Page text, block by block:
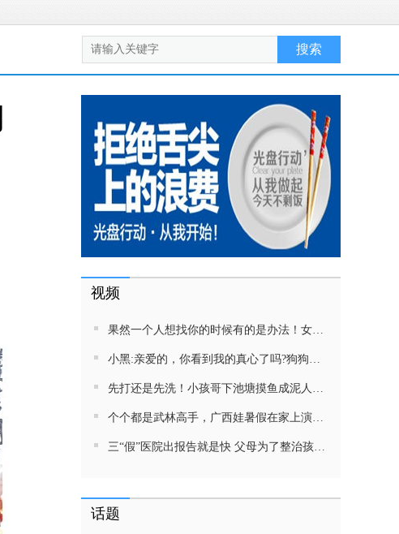
视频
果然一个人想找你的时候有的是办法！女生吵架将男友拉黑，结果男友给家里狗打电话了！汪：吵死了，一会就去把号码注销
小黑:亲爱的，你看到我的真心了吗?狗狗雨中等好朋狗不愿离去，网友:确实搞笑，黄黄都有男朋友，你却没有
先打还是先洗！小孩哥下池塘摸鱼成泥人！网友：这才是童年该有的样子，好怀念
个个都是武林高手，广西娃暑假在家上演武侠片，80后90后:以前我们也这样玩
三“假”医院出报告就是快 父母为了整治孩子少吃零食想尽了办法 网友：“又有”笑死我了
话题